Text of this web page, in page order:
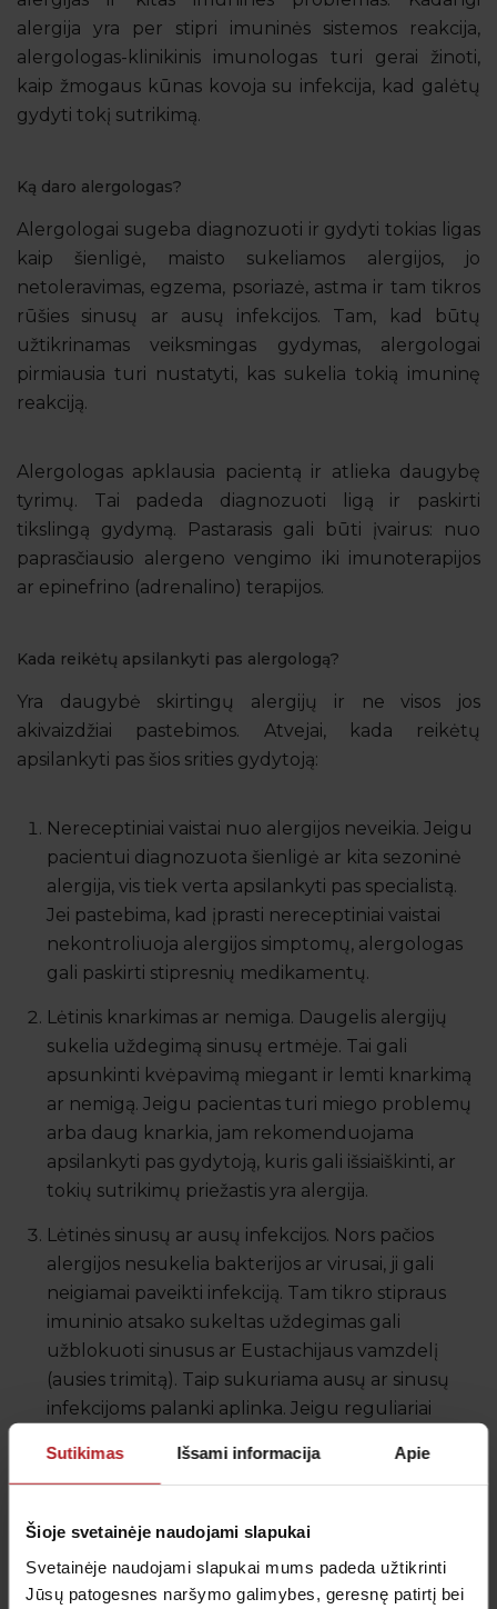
Sutikimas Išsami informacija Apie
Šioje svetainėje naudojami slapukai
Svetainėje naudojami slapukai mums padeda užtikrinti
Jūsų patogesnes naršymo galimybes, geresnę patirtį bei
alergija yra per stipri imuninės sistemos reakcija,
alergologas-klinikinis imunologas turi gerai žinoti,
kaip žmogaus kūnas kovoja su infekcija, kad galėtų
gydyti tokį sutrikimą.
Ką daro alergologas?
Alergologai sugeba diagnozuoti ir gydyti tokias ligas
kaip šienligė, maisto sukeliamos alergijos, jo
netoleravimas, egzema, psoriazė, astma ir tam tikros
rūšies sinusų ar ausų infekcijos. Tam, kad būtų
užtikrinamas veiksmingas gydymas, alergologai
pirmiausia turi nustatyti, kas sukelia tokią imuninę
reakciją.
Alergologas apklausia pacientą ir atlieka daugybę
tyrimų. Tai padeda diagnozuoti ligą ir paskirti
tikslingą gydymą. Pastarasis gali būti įvairus: nuo
paprasčiausio alergeno vengimo iki imunoterapijos
ar epinefrino (adrenalino) terapijos.
Kada reikėtų apsilankyti pas alergologą?
Yra daugybė skirtingų alergijų ir ne visos jos
akivaizdžiai pastebimos. Atvejai, kada reikėtų
apsilankyti pas šios srities gydytoją:
Nereceptiniai vaistai nuo alergijos neveikia. Jeigu
pacientui diagnozuota šienligė ar kita sezoninė
alergija, vis tiek verta apsilankyti pas specialistą.
Jei pastebima, kad įprasti nereceptiniai vaistai
nekontroliuoja alergijos simptomų, alergologas
gali paskirti stipresnių medikamentų.
Lėtinis knarkimas ar nemiga. Daugelis alergijų
sukelia uždegimą sinusų ertmėje. Tai gali
apsunkinti kvėpavimą miegant ir lemti knarkimą
ar nemigą. Jeigu pacientas turi miego problemų
arba daug knarkia, jam rekomenduojama
apsilankyti pas gydytoją, kuris gali išsiaiškinti, ar
tokių sutrikimų priežastis yra alergija.
Lėtinės sinusų ar ausų infekcijos. Nors pačios
alergijos nesukelia bakterijos ar virusai, ji gali
neigiamai paveikti infekciją. Tam tikro stipraus
imuninio atsako sukeltas uždegimas gali
užblokuoti sinusus ar Eustachijaus vamzdelį
(ausies trimitą). Taip sukuriama ausų ar sinusų
infekcijoms palanki aplinka. Jeigu reguliariai
alergologai-klinikiniai imunologai gali padėti
Dažnas nepaaiškinamas burnos ir gerklės
dirginimas. Alergija maistui ne visada lemia
sunkius simptomus. Kartais tiesiog jaučiamas